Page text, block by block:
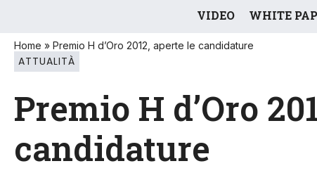
VIDEO WHITE
Home » Premio H d’Oro 2012, aperte le candidature
ATTUALITÀ
Premio H d’Oro
candidature